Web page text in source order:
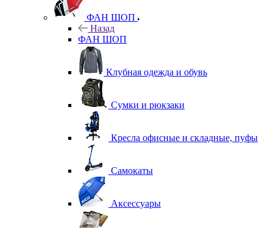
ФАН ШОП
Назад
ФАН ШОП
Клубная одежда и обувь
Сумки и рюкзаки
Кресла офисные и складные, пуфы
Самокаты
Аксессуары